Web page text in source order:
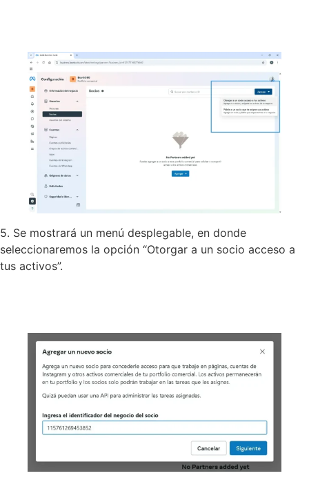
5. Se mostrará un menú desplegable, en donde
seleccionaremos la opción “Otorgar a un socio acceso a
tus activos”.